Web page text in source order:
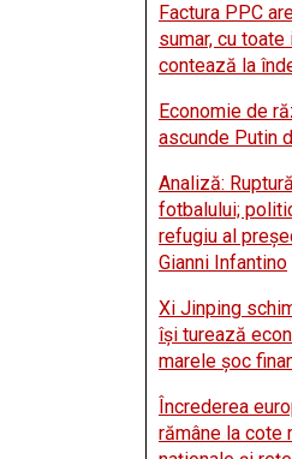
Factura PPC
sumar, cu
contează la
Economie de
ascunde Putin
Analiză:
fotbalului;
refugiu al
Gianni Infantino
Xi Jinping
îşi turează
marele şoc
Încrederea
rămâne la cote